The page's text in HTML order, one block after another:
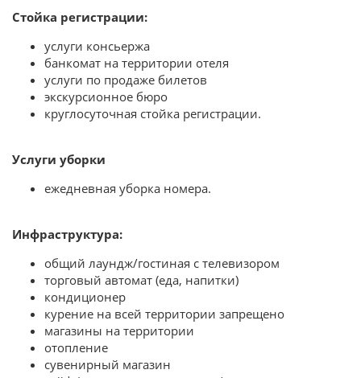
Стойка регистрации:
услуги консьержа
банкомат на территории отеля
услуги по продаже билетов
экскурсионное бюро
круглосуточная стойка регистрации.
Услуги уборки
ежедневная уборка номера.
Инфраструктура:
общий лаундж/гостиная с телевизором
торговый автомат (еда, напитки)
кондиционер
курение на всей территории запрещено
магазины на территории
отопление
сувенирный магазин